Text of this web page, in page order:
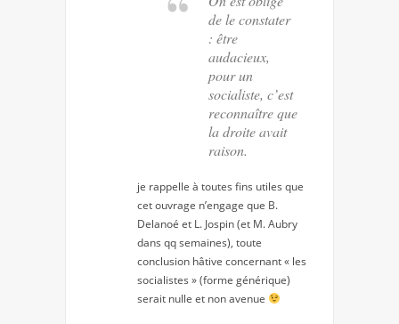
de le constater
: être
audacieux,
pour un
socialiste, c’est
reconnaître que
la droite avait
raison.
je rappelle à toutes fins utiles que
cet ouvrage n’engage que B.
Delanoé et L. Jospin (et M. Aubry
dans qq semaines), toute
conclusion hâtive concernant « les
socialistes » (forme générique)
serait nulle et non avenue